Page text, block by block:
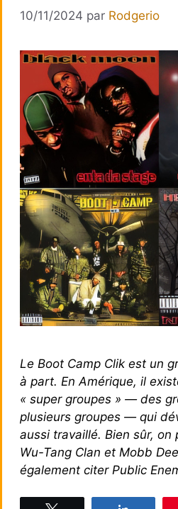
10/11/2024 par Rodgerio
Le Boot Camp Clik est un
à part. En Amérique, il
« super groupes » — des
plusieurs groupes — qui
aussi travaillé. Bien sûr, on
Wu-Tang Clan et Mobb
également citer Public